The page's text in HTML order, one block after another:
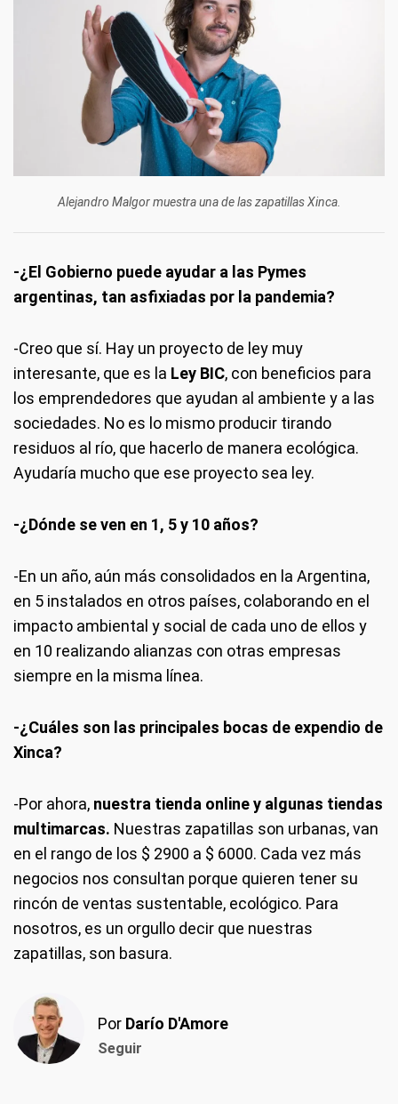
Alejandro Malgor muestra una de las zapatillas Xinca.
-¿El Gobierno puede ayudar a las Pymes
argentinas, tan asfixiadas por la pandemia?
-Creo que sí. Hay un proyecto de ley muy
interesante, que es la Ley BIC, con beneficios para
los emprendedores que ayudan al ambiente y a las
sociedades. No es lo mismo producir tirando
residuos al río, que hacerlo de manera ecológica.
Ayudaría mucho que ese proyecto sea ley.
-¿Dónde se ven en 1, 5 y 10 años?
-En un año, aún más consolidados en la Argentina,
en 5 instalados en otros países, colaborando en el
impacto ambiental y social de cada uno de ellos y
en 10 realizando alianzas con otras empresas
siempre en la misma línea.
-¿Cuáles son las principales bocas de expendio de
Xinca?
-Por ahora, nuestra tienda online y algunas tiendas
multimarcas. Nuestras zapatillas son urbanas, van
en el rango de los $ 2900 a $ 6000. Cada vez más
negocios nos consultan porque quieren tener su
rincón de ventas sustentable, ecológico. Para
nosotros, es un orgullo decir que nuestras
zapatillas, son basura.
Por Darío D'Amore
Seguir